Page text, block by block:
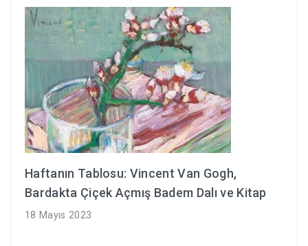
Haftanın Tablosu: Vincent Van Gogh,
Bardakta Çiçek Açmış Badem Dalı ve Kitap
18 Mayıs 2023